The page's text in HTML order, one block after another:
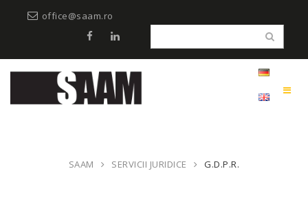
office@saam.ro
SAAM SERVICII JURIDICE G.D.P.R.